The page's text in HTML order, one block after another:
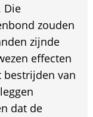
Die
zouden
zijnde
effecten
van
dat de